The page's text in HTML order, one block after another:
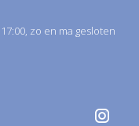
zo en ma gesloten